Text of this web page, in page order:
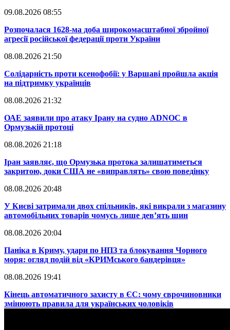
09.08.2026 08:55
​Розпочалася 1628-ма доба широкомасштабної збройної
агресії російської федерації проти України
08.08.2026 21:50
​Солідарність проти ксенофобії: у Варшаві пройшла акція
на підтримку українців
08.08.2026 21:32
​ОАЕ заявили про атаку Ірану на судно ADNOC в
Ормузькій протоці
08.08.2026 21:18
​Іран заявляє, що Ормузька протока залишатиметься
закритою, доки США не «виправлять» свою поведінку
08.08.2026 20:48
​У Києві затримали двох спільників, які викрали з магазину
автомобільних товарів чомусь лише дев’ять шин
08.08.2026 20:04
Паніка в Криму, удари по НПЗ та блокування Чорного
моря: огляд подій від «КРИМського бандерівця»
08.08.2026 19:41
​Кінець автоматичного захисту в ЄС: чому єврочиновники
змінюють правила для українських чоловіків